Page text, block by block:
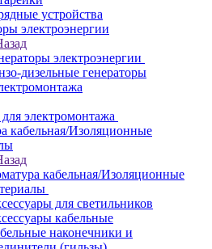
устройства
электроэнергии
электроэнергии
дизельные генераторы
электромонтажа
кабельная/Изоляционные
кабельная/Изоляционные
для светильников
кабельные
наконечники и